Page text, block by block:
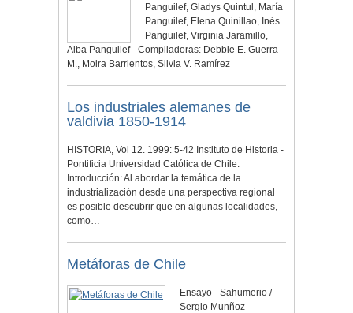
Panguilef, Gladys Quintul, María
Panguilef, Elena Quinillao, Inés
Panguilef, Virginia Jaramillo,
Alba Panguilef - Compiladoras: Debbie E. Guerra
M., Moira Barrientos, Silvia V. Ramírez
Los industriales alemanes de
valdivia 1850-1914
HISTORIA, Vol 12. 1999: 5-42 Instituto de Historia -
Pontificia Universidad Católica de Chile.
Introducción: Al abordar la temática de la
industrialización desde una perspectiva regional
es posible descubrir que en algunas localidades,
como…
Metáforas de Chile
Ensayo - Sahumerio /
Sergio Munñoz